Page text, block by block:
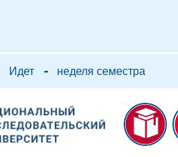
Идет - неделя семестра